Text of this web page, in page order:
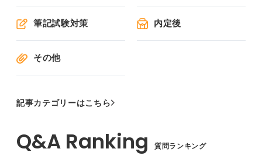
筆記試験対策 内定後
その他
記事カテゴリーはこちら
質問ランキング